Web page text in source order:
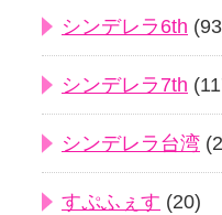
シンデレラ6th
シンデレラ7th
シンデレラ台湾
すぷふぇす (20)